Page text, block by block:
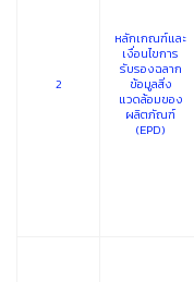
2
หลักเกณฑ์และ
เงื่อนไขการ
รับรองฉลาก
ข้อมูลสิ่ง
แวดล้อมของ
ผลิตภัณฑ์
(EPD)